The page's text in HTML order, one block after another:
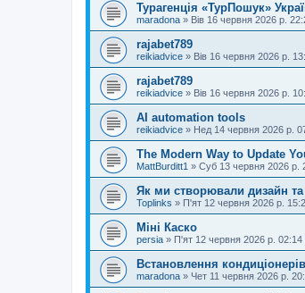
Турагенція «ТурПошук»
maradona » Вів 16 червня 2026 р.
rajabet789
reikiadvice » Вів 16 червня 2026 р.
rajabet789
reikiadvice » Вів 16 червня 2026 р.
AI automation tools
reikiadvice » Нед 14 червня 2026 р.
The Modern Way to Update
MattBurditt1 » Суб 13 червня 2026 р.
Як ми створювали дизайн
Toplinks » П'ят 12 червня 2026 р.
Міні Каско
persia » П'ят 12 червня 2026 р. 02:14
Встановлення
maradona » Чет 11 червня 2026 р.